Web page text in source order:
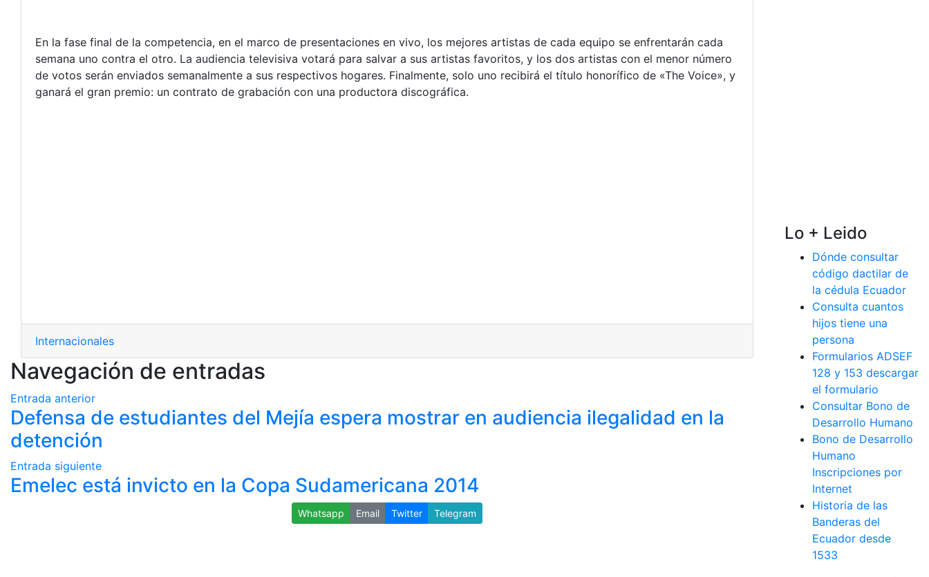
En la fase final de la competencia, en el marco de presentaciones en vivo, los mejores artistas de cada equipo se enfrentarán cada
semana uno contra el otro. La audiencia televisiva votará para salvar a sus artistas favoritos, y los dos artistas con el menor número
de votos serán enviados semanalmente a sus respectivos hogares. Finalmente, solo uno recibirá el título honorífico de «The Voice», y
ganará el gran premio: un contrato de grabación con una productora discográfica.
Internacionales
Navegación de entradas
Entrada anterior
Defensa de estudiantes del Mejía espera mostrar en audiencia ilegalidad en la
detención
Entrada siguiente
Emelec está invicto en la Copa Sudamericana 2014
Whatsapp Email Twitter Telegram
Lo + Leido
Dónde consultar
código dactilar de
la cédula Ecuador
Consulta cuantos
hijos tiene una
persona
Formularios ADSEF
128 y 153 descargar
el formulario
Consultar Bono de
Desarrollo Humano
Bono de Desarrollo
Humano
Inscripciones por
Internet
Historia de las
Banderas del
Ecuador desde
1533